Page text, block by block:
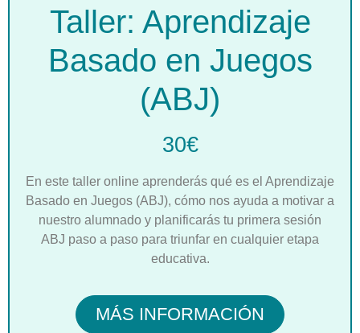
Taller: Aprendizaje
Basado en Juegos
(ABJ)
30€
En este taller online aprenderás qué es el Aprendizaje
Basado en Juegos (ABJ), cómo nos ayuda a motivar a
nuestro alumnado y planificarás tu primera sesión
ABJ paso a paso para triunfar en cualquier etapa
educativa.
MÁS INFORMACIÓN